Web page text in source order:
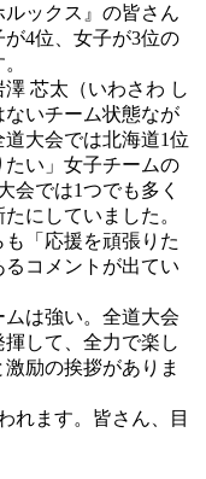
ックス』の皆さん
4位、女子が3位の
芯太（いわさわ し
いチーム状態なが
大会では北海道1位
い」女子チームの
会では1つでも多く
にしていました。
「応援を頑張りた
コメントが出てい
は強い。全道大会
して、全力で楽し
励の挨拶がありま
れます。皆さん、目